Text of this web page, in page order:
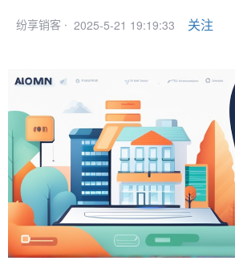
纷享销客 · 2025-5-21 19:19:33 关注